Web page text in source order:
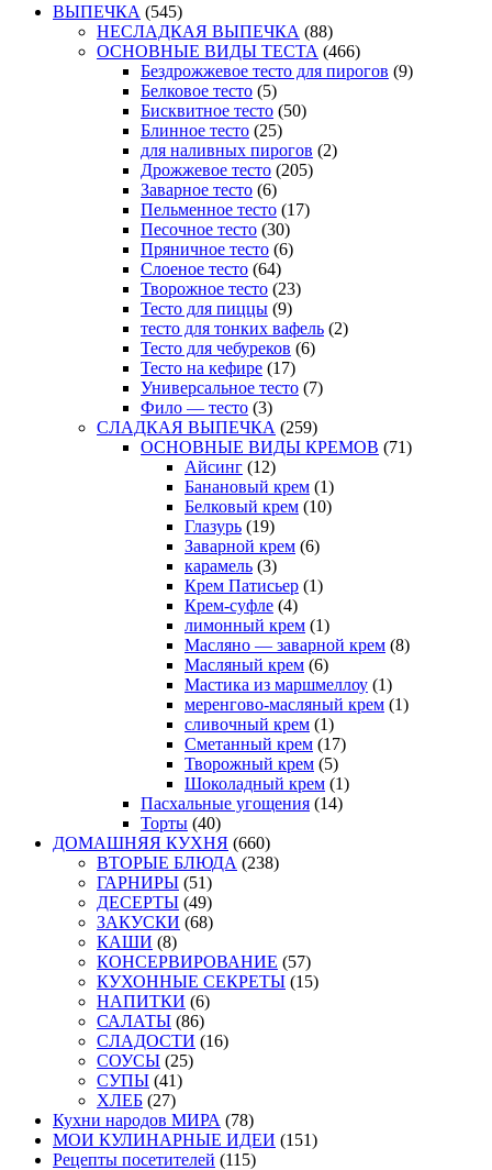
ВЫПЕЧКА (545)
НЕСЛАДКАЯ ВЫПЕЧКА (88)
ОСНОВНЫЕ ВИДЫ ТЕСТА (466)
Бездрожжевое тесто для пирогов (9)
Белковое тесто (5)
Бисквитное тесто (50)
Блинное тесто (25)
для наливных пирогов (2)
Дрожжевое тесто (205)
Заварное тесто (6)
Пельменное тесто (17)
Песочное тесто (30)
Пряничное тесто (6)
Слоеное тесто (64)
Творожное тесто (23)
Тесто для пиццы (9)
тесто для тонких вафель (2)
Тесто для чебуреков (6)
Тесто на кефире (17)
Универсальное тесто (7)
Фило — тесто (3)
СЛАДКАЯ ВЫПЕЧКА (259)
ОСНОВНЫЕ ВИДЫ КРЕМОВ (71)
Айсинг (12)
Банановый крем (1)
Белковый крем (10)
Глазурь (19)
Заварной крем (6)
карамель (3)
Крем Патисьер (1)
Крем-суфле (4)
лимонный крем (1)
Масляно — заварной крем (8)
Масляный крем (6)
Мастика из маршмеллоу (1)
меренгово-масляный крем (1)
сливочный крем (1)
Сметанный крем (17)
Творожный крем (5)
Шоколадный крем (1)
Пасхальные угощения (14)
Торты (40)
ДОМАШНЯЯ КУХНЯ (660)
ВТОРЫЕ БЛЮДА (238)
ГАРНИРЫ (51)
ДЕСЕРТЫ (49)
ЗАКУСКИ (68)
КАШИ (8)
КОНСЕРВИРОВАНИЕ (57)
КУХОННЫЕ СЕКРЕТЫ (15)
НАПИТКИ (6)
САЛАТЫ (86)
СЛАДОСТИ (16)
СОУСЫ (25)
СУПЫ (41)
ХЛЕБ (27)
Кухни народов МИРА (78)
МОИ КУЛИНАРНЫЕ ИДЕИ (151)
Рецепты посетителей (115)